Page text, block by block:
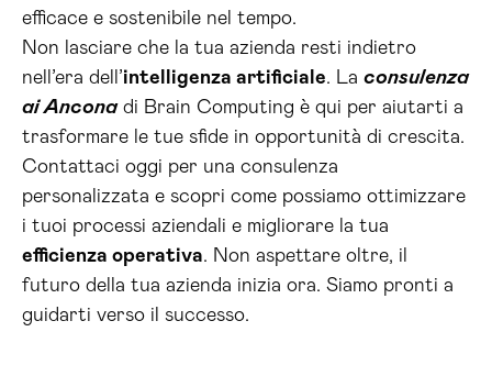
efficace e sostenibile nel tempo.
Non lasciare che la tua azienda resti indietro
nell’era dell’intelligenza artificiale. La consulenza
ai Anconadi Brain Computing è qui per aiutarti a
trasformare le tue sfide in opportunità di crescita.
Contattaci oggi per una consulenza
personalizzata e scopri come possiamo ottimizzare
i tuoi processi aziendali e migliorare la tua
efficienza operativa. Non aspettare oltre, il
futuro della tua azienda inizia ora. Siamo pronti a
guidarti verso il successo.